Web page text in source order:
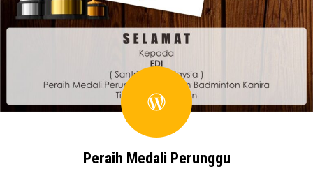
WordPress
Peraih Medali Perunggu